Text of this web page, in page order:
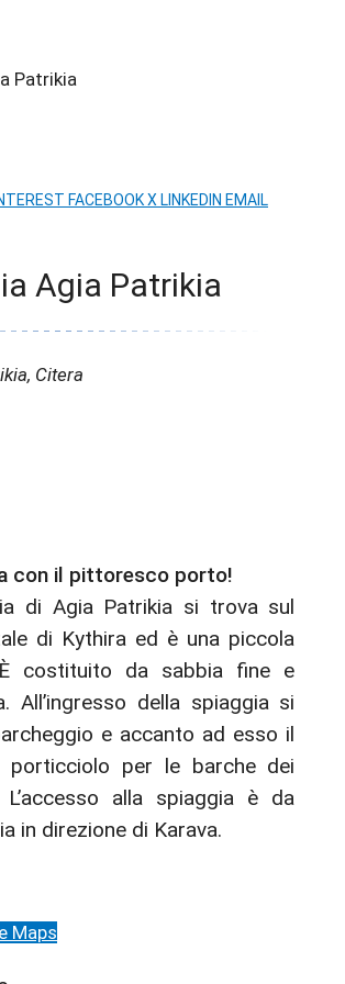
Patrikia
FACEBOOKX LINKEDIN EMAIL
Agia Patrikia
Citera
con il pittoresco porto!
di Agia Patrikia si trova sul
di Kythira ed è una piccola
costituito da sabbia fine e
All’ingresso della spiaggia si
e accanto ad esso il
porticciolo per le barche dei
L’accesso alla spiaggia è da
in direzione di Karava.
Maps